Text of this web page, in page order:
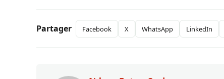
Partager Facebook X WhatsApp LinkedIn